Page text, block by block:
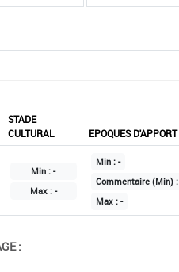
STADE
CULTURAL
EPOQUES D'APPORT
Min :-
Max : -
Min : -
Commentaire (Min) :
Max : -
: